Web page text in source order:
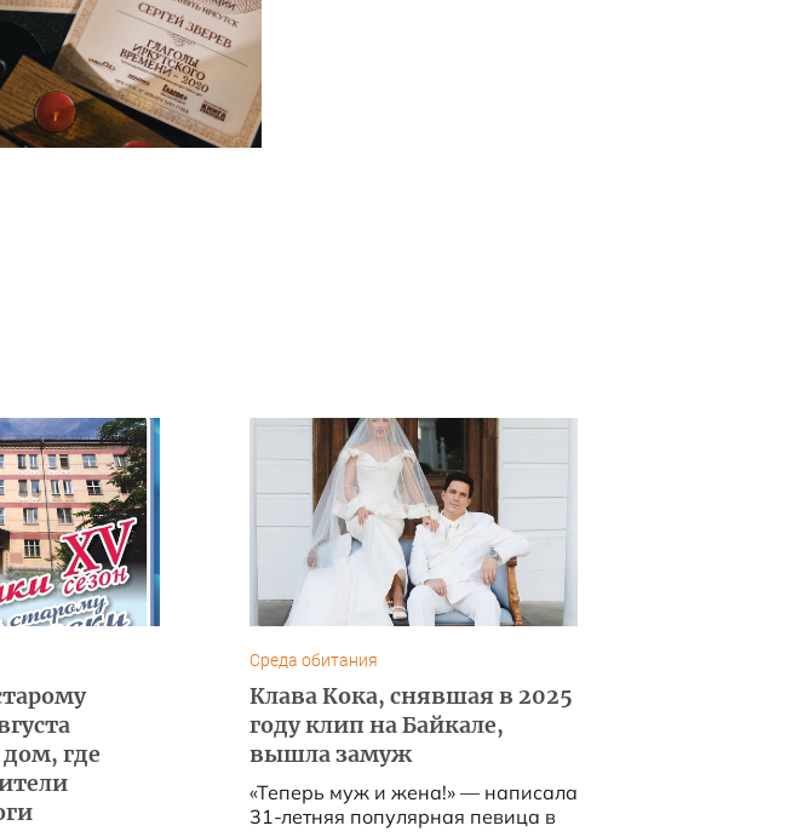
где
Среда обитания
Клава Кока, снявшая в 2025
году клип на Байкале,
вышла замуж
«Теперь муж и жена!» — написала
31-летняя популярная певица в